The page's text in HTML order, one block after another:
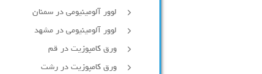
لوور آلومینیومی در سمنان
لوور آلومینیومی در مشهد
ورق کامپوزیت در قم
ورق کامپوزیت در رشت